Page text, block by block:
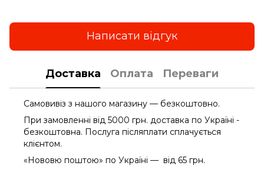
Написати відгук
Доставка Оплата Переваги
Самовивіз з нашого магазину — безкоштовно.
При замовленні від 5000 грн. доставка по Україні -
безкоштовна. Послуга післяплати сплачується
клієнтом.
«Нововю поштою» по Україні — від 65 грн.